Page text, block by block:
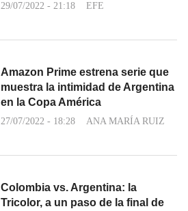
29/07/2022 - 21:18 EFE
Amazon Prime estrena serie que
muestra la intimidad de Argentina
en la Copa América
27/07/2022 - 18:28 ANA MARÍA RUIZ
Colombia vs. Argentina: la
Tricolor, a un paso de la final de